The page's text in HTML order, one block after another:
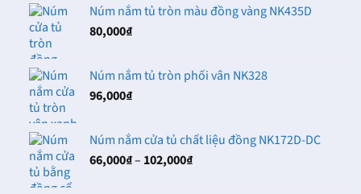
Núm nắm tủ tròn màu đồng vàng NK435D
80,000₫
Núm nắm tủ tròn phối vân NK328
96,000₫
Núm nắm cửa tủ chất liệu đồng NK172D-DC
66,000₫– 102,000₫Khoảng